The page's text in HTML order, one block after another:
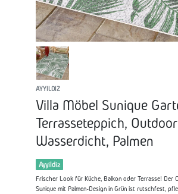
AYYILDIZ
Villa Möbel Sunique
Terrasseteppich,
Wasserdicht, Palmen
Ayyildiz
Frischer Look für Küche, Balkon oder Terrasse! Der
Sunique mit Palmen-Design in Grün ist rutschfest,